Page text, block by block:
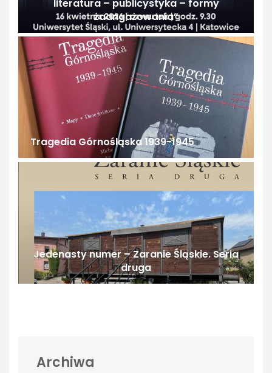
literatura – publicystyka – formy
zaangażowania”
Tragedia Górnośląska 1939-1945
Jedenasty numer – Zaranie Śląskie. Seria
druga
Archiwa